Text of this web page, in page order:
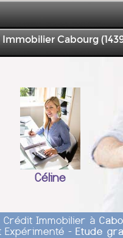
Cabourg
Céline
Crédit Immobilier à
Expérimenté - Etude